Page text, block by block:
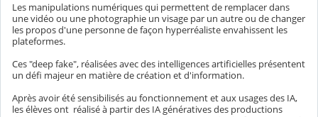
Les manipulations numériques qui permettent de remplacer dans
une vidéo ou une photographie un visage par un autre ou de changer
les propos d'une personne de façon hyperréaliste envahissent les
plateformes.
Ces "deep fake", réalisées avec des intelligences artificielles présentent
un défi majeur en matière de création et d'information.
Après avoir été sensibilisés au fonctionnement et aux usages des IA,
les élèves ont réalisé à partir des IA génératives des productions